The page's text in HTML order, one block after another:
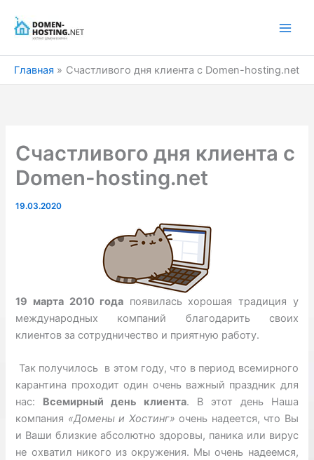
содержимому
Главная Счастливого дня клиента с Domen-hosting.net
Счастливого дня клиента с
Domen-hosting.net
19.03.2020
19 марта 2010 года появилась хорошая традиция у
международных компаний благодарить своих
клиентов за сотрудничество и приятную работу.
Так получилось в этом году, что в период всемирного
карантина проходит один очень важный праздник для
нас: Всемирный день клиента. В этот день Наша
компания «Домены и Хостинг» очень надеется, что Вы
и Ваши близкие абсолютно здоровы, паника или вирус
не охватил никого из окружения. Мы очень надеемся,